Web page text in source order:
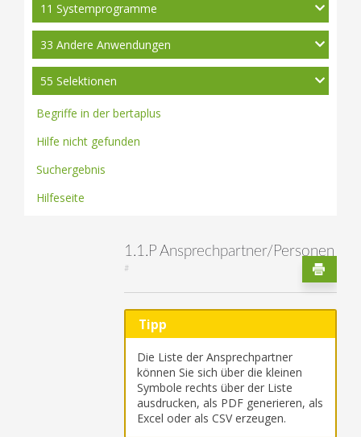
11 Systemprogramme
33 Andere Anwendungen
55 Selektionen
Begriffe in der bertaplus
Hilfe nicht gefunden
Suchergebnis
Hilfeseite
1.1.P Ansprechpartner/Personen
#
Tipp
Die Liste der Ansprechpartner
können Sie sich über die kleinen
Symbole rechts über der Liste
ausdrucken, als PDF generieren, als
Excel oder als CSV erzeugen.